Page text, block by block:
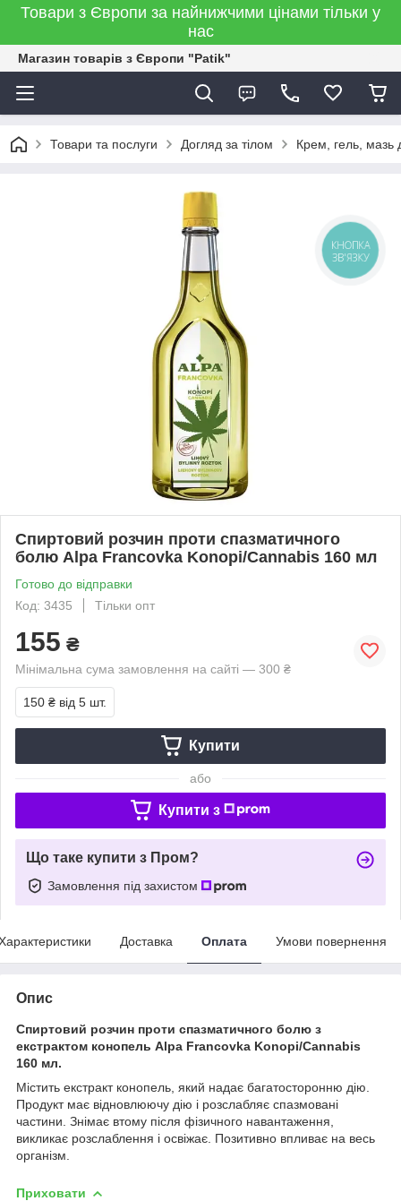
Товари з Європи за найнижчими цінами тільки у
нас
Магазин товарів з Європи "Patik"
Товари та послуги Догляд за тілом Крем, гель, мазь
Спиртовий розчин проти спазматичного
болю Alpa Francovka Konopi/Cannabis 160 мл
Готово до відправки
Код: 3435
Тільки опт
155 ₴
Мінімальна сума замовлення на сайті — 300 ₴
150 ₴ від 5 шт.
Купити
або
Купити з
Що таке купити з Пром?
Замовлення під захистом
Доставка Оплата Умови повернення
Опис
Спиртовий розчин проти спазматичного болю з
екстрактом конопель Alpa Francovka Konopi/Cannabis
160 мл.
Містить екстракт конопель, який надає багатосторонню дію.
Продукт має відновлюючу дію і розслабляє спазмовані
частини. Знімає втому після фізичного навантаження,
викликає розслаблення і освіжає. Позитивно впливає на весь
організм.
Приховати
КНОПКА
ЗВ'ЯЗКУ